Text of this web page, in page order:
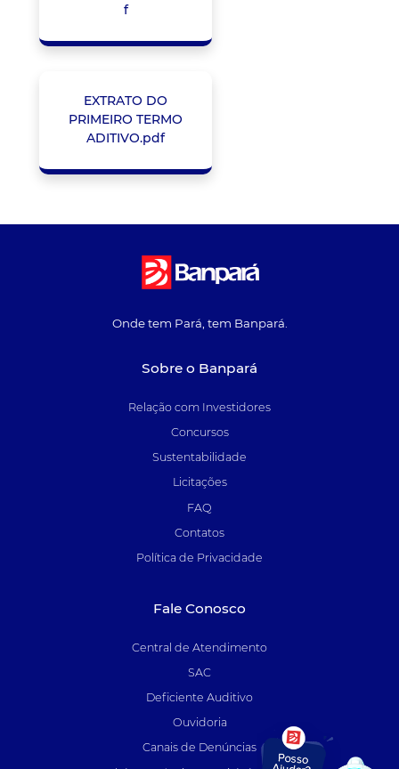
f
EXTRATO DO
PRIMEIRO TERMO
ADITIVO.pdf
Onde tem Pará, tem Banpará.
Sobre o Banpará
Relação com Investidores
Concursos
Sustentabilidade
Licitações
FAQ
Contatos
Política de Privacidade
Fale Conosco
Central de Atendimento
SAC
Deficiente Auditivo
Ouvidoria
Canais de Denúncias